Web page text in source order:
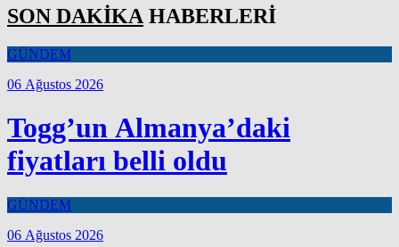
SON DAKİKA HABERLERİ
GÜNDEM
06 Ağustos 2026
Togg’un Almanya’daki
fiyatları belli oldu
GÜNDEM
06 Ağustos 2026